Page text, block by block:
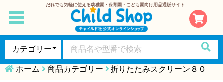
だれでも気軽に使える幼稚園・保育園・こども園向け用品通販サイト
toggle
navigation
ホーム 商品カテゴリー 折りたたみスクリーン８０